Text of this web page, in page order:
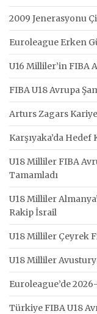
2009 Jenerasyonu
Euroleague Erken
U16 Milliler’in FIBA
FIBA U18 Avrupa
Arturs Zagars
Karşıyaka’da Hedef
U18 Milliler FIBA
Tamamladı
U18 Milliler
Rakip İsrail
U18 Milliler Çeyrek
U18 Milliler
Euroleague’de
Türkiye FIBA U18